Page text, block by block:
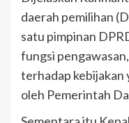
daerah pemilihan
satu pimpinan
fungsi
terhadap kebijakan
oleh Pemerintah